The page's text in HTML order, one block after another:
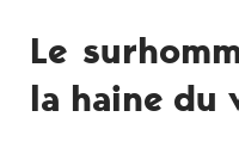
Le
la haine du